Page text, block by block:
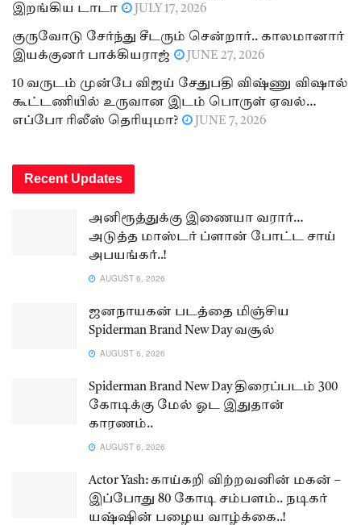
இறங்கிய டாடா
JULY 17, 2026
குருவோடு சேர்ந்து சீடரும் சென்றார்.. காலமானார்
இயக்குனர் பாக்கியராஜ்
JUNE 27, 2026
10 வருடம் முன்பே விஜய் சேதுபதி விஷ்ணு விஷால்
கூட்டணியில் உருவான இடம் பொருள் ஏவல்…
எப்போ ரிலீஸ் தெரியுமா?
JUNE 7, 2026
Recent Updates
அனிரூத்துக்கு இணையா வரார்…
அடுத்த மாஸ்டர் ப்ளான் போட்ட சாய்
அபயங்கர்..!
AUGUST 6, 2026
ஜனநாயகன் படத்தை மிஞ்சிய
Spiderman Brand New Day வசூல்
AUGUST 6, 2026
Spiderman Brand New Day திரைப்படம் 300
கோடிக்கு மேல் ஓட இதுதான்
காரணம்..
AUGUST 6, 2026
Actor Yash: காய்கறி விற்றவனின் மகன் –
இப்போது 80 கோடி சம்பளம்.. நடிகர்
யஷ்ஷின் பழைய வாழ்க்கை..!